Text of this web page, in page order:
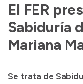
Consejo Asesor
Normativa
Contactos
El FER
Sabiduría
Mariana
Se trata de